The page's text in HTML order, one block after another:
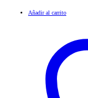
Añadir al carrito